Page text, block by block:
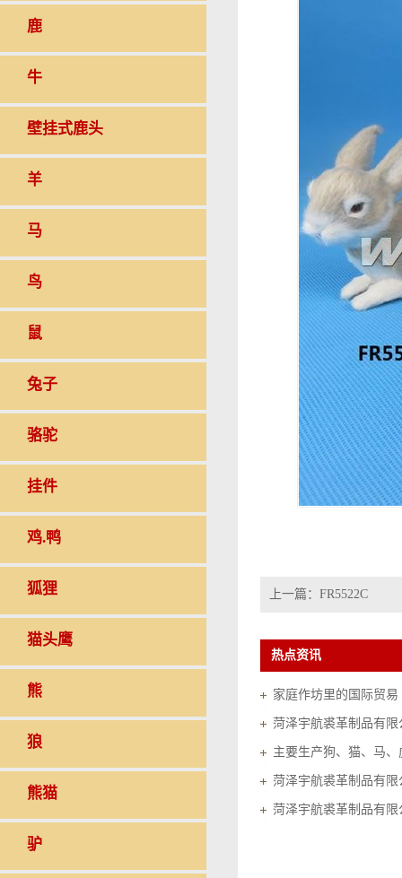
鹿
牛
壁挂式鹿头
羊
马
鸟
鼠
兔子
骆驼
挂件
鸡.鸭
狐狸
猫头鹰
熊
狼
熊猫
驴
上一篇： FR5522C
热点资讯
家庭作坊里的国际贸易
菏泽宇航裘革制品有
菏泽宇航裘革制品有限
菏泽宇航裘革制品有限